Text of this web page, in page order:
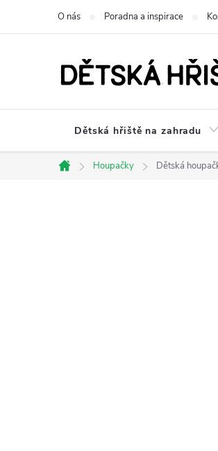
O nás Poradna a inspirace
Dětská hřiště na zahradu
Domů
Houpačky Dětská